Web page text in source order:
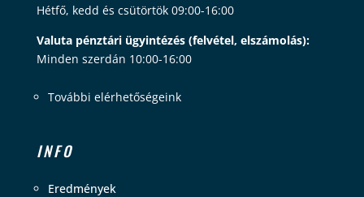
Hétfő, kedd és csütörtök 09:00-16:00
Valuta pénztári ügyintézés (felvétel, elszámolás):
Minden szerdán 10:00-16:00
További elérhetőségeink
INFO
Eredmények